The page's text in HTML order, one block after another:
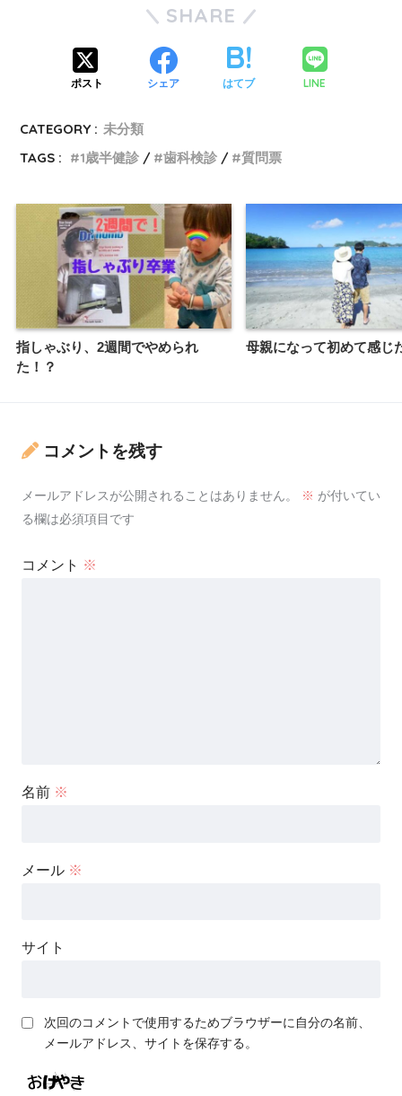
SHARE
ポスト シェア はてブ LINE
CATEGORY : 未分類
TAGS :
1歳半健診 歯科検診 質問票
指しゃぶり、2週間でやめられ
た！？
母親になって初めて感じ
コメントを残す
メールアドレスが公開されることはありません。 ※ が付いてい
る欄は必須項目です
コメント ※
名前 ※
メール ※
サイト
次回のコメントで使用するためブラウザーに自分の名前、
メールアドレス、サイトを保存する。